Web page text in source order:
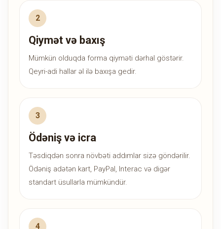
Qiymət və baxış
Mümkün olduqda forma qiyməti dərhal göstərir.
Qeyri-adi hallar əl ilə baxışa gedir.
Ödəniş və icra
Təsdiqdən sonra növbəti addımlar sizə göndərilir.
Ödəniş adətən kart, PayPal, Interac və digər
standart üsullarla mümkündür.